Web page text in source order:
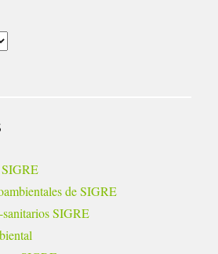
de SIGRE
SIGRE